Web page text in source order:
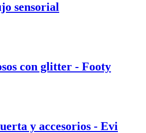
sensorial
con glitter - Footy
y accesorios - Evi